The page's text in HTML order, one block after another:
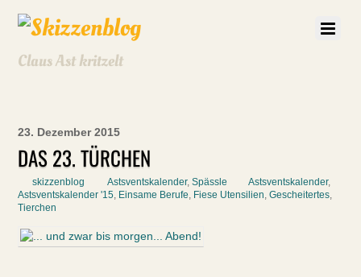
Claus Ast kritzelt
23. Dezember 2015
DAS 23. TÜRCHEN
skizzenblog Astsventskalender,Spässle Astsventskalender,
Astsventskalender '15, Einsame Berufe, Fiese Utensilien,Gescheitertes,
Tierchen